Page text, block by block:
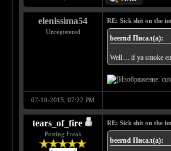
elenissima54
Unregistered
RE: Sick shit on the
beernd Писал(а):
Well.... if ya smoke
07-19-2015, 07:22 PM
tears_of_fire
Posting Freak
RE: Sick shit on the
beernd Писал(а):